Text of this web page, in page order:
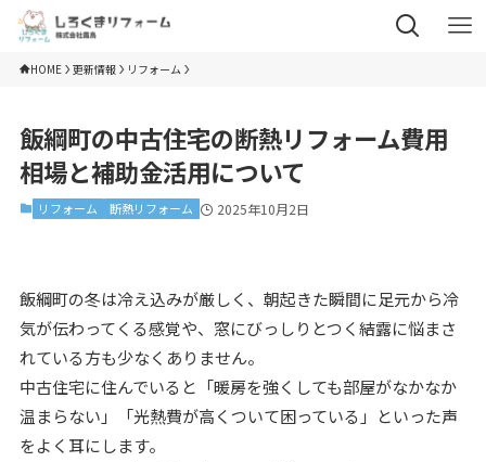
HOME 更新情報 リフォーム
飯綱町の中古住宅の断熱リフォーム費用
相場と補助金活用について
リフォーム 断熱リフォーム 2025年10月2日
飯綱町の冬は冷え込みが厳しく、朝起きた瞬間に足元から冷
気が伝わってくる感覚や、窓にびっしりとつく結露に悩まさ
れている方も少なくありません。
中古住宅に住んでいると「暖房を強くしても部屋がなかなか
温まらない」「光熱費が高くついて困っている」といった声
をよく耳にします。